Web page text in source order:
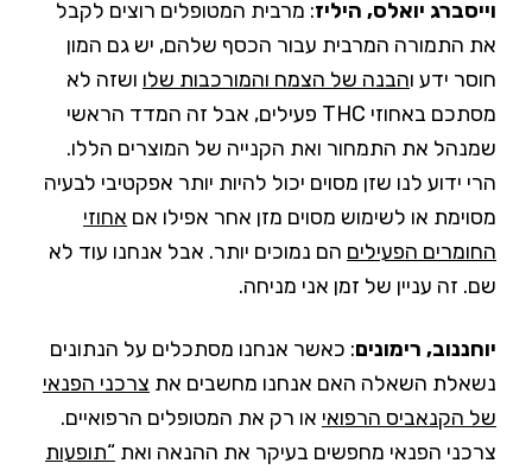
וייסברג יואלס, היליז: מרבית המטופלים רוצים לקבל
את התמורה המרבית עבור הכסף שלהם, יש גם המון
חוסר ידע והבנה של הצמח והמורכבות שלו ושזה לא
מסתכם באחוזי THC פעילים, אבל זה המדד הראשי
שמנהל את התמחור ואת הקנייה של המוצרים הללו.
הרי ידוע לנו שזן מסוים יכול להיות יותר אפקטיבי לבעיה
מסוימת או לשימוש מסוים מזן אחר אפילו אם אחוזי
החומרים הפעילים הם נמוכים יותר. אבל אנחנו עוד לא
שם. זה עניין של זמן אני מניחה.
יוחננוב, רימונים: כאשר אנחנו מסתכלים על הנתונים
נשאלת השאלה האם אנחנו מחשבים את צרכני הפנאי
של הקנאביס הרפואי או רק את המטופלים הרפואיים.
צרכני הפנאי מחפשים בעיקר את ההנאה ואת “תופעות